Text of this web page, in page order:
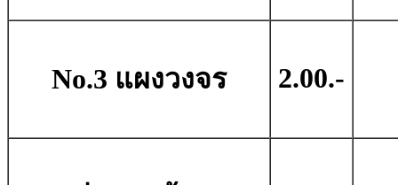
No.3 แผงวงจร 2.00.-